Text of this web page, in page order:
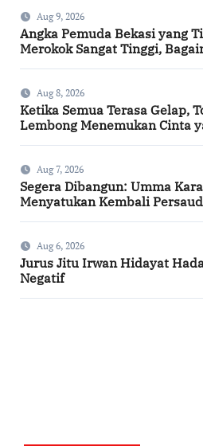
Aug 9, 2026
Angka Pemuda Bekasi yang
Merokok Sangat Tinggi,
Aug 8, 2026
Ketika Semua Terasa Gelap,
Lembong Menemukan Cinta
Aug 7, 2026
Segera Dibangun: Umma
Menyatukan Kembali
Aug 6, 2026
Jurus Jitu Irwan Hidayat
Negatif